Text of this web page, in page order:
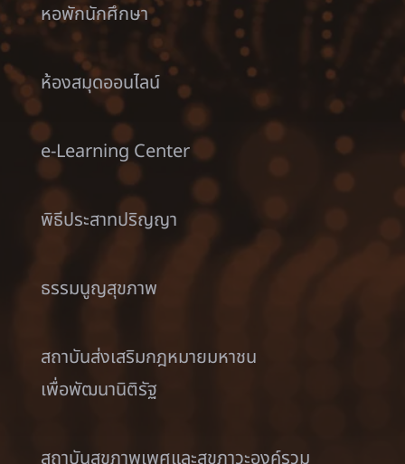
หอพักนักศึกษา
ห้องสมุดออนไลน์
e-Learning Center
พิธีประสาทปริญญา
ธรรมนูญสุขภาพ
สถาบันส่งเสริมกฎหมายมหาชน
เพื่อพัฒนานิติรัฐ